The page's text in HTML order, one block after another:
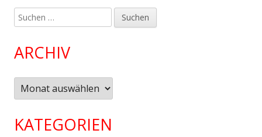
Suchen
nach:
ARCHIV
Archiv
KATEGORIEN